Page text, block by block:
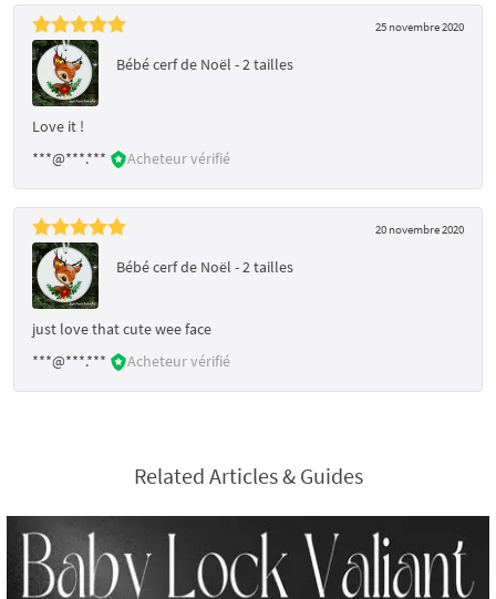
25 novembre 2020
Bébé cerf de Noël - 2 tailles
Love it !
***@***.***
Acheteur vérifié
20 novembre 2020
Bébé cerf de Noël - 2 tailles
just love that cute wee face
***@***.***
Acheteur vérifié
Related Articles & Guides